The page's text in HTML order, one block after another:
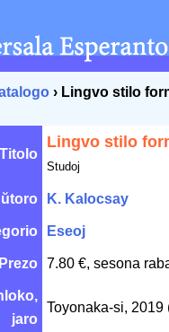
› Lingvo stilo
Titolo
Lingvo stilo
Studoj
K. Kalocsay
Eseoj
Prezo 7.80 €, sesona
jaro
Toyonaka-si,